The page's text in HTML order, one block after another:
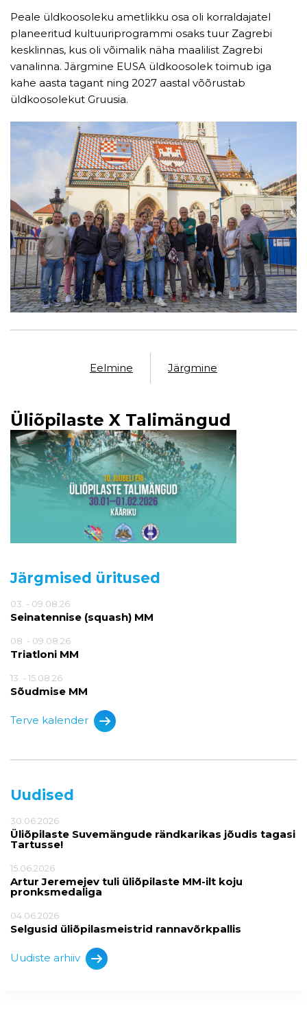
Üliõpilaste X Talimängud
Järgmised üritused
03. - 09.08.26
Seinatennise (squash) MM
08. - 09.08.26
Triatloni MM
13. - 15.08.26
Sõudmise MM
Terve kalender
Uudised
30.06.2026
Üliõpilaste Suvemängude rändkarikas jõudis tagasi
Tartusse!
15.06.2026
Artur Jeremejev tuli üliõpilaste MM-ilt koju
pronksmedaliga
04.06.2026
Selgusid üliõpilasmeistrid rannavõrkpallis
Uudiste arhiiv
Peale üldkoosoleku ametlikku osa oli korraldajatel
planeeritud kultuuriprogrammi osaks tuur Zagrebi
kesklinnas, kus oli võimalik näha maalilist Zagrebi
vanalinna. Järgmine EUSA üldkoosolek toimub iga
kahe aasta tagant ning 2027 aastal võõrustab
üldkoosolekut Gruusia.
Eelmine Järgmine